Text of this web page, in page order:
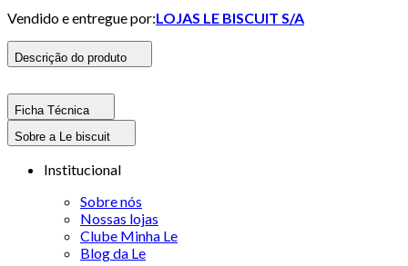
Vendido e entregue por:LOJAS LE BISCUIT S/A
Descrição do produto
Ficha Técnica
Sobre a Le biscuit
Institucional
Sobre nós
Nossas lojas
Clube Minha Le
Blog da Le